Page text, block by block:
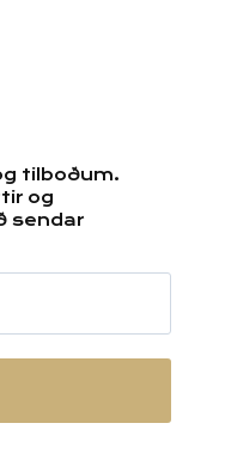
tilboðum.
og
sendar